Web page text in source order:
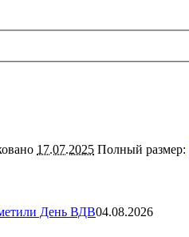
17.07.2025 Полный размер:
День ВДВ04.08.2026